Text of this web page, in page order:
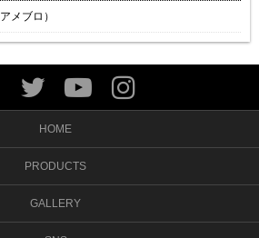
メブロ）
HOME
PRODUCTS
GALLERY